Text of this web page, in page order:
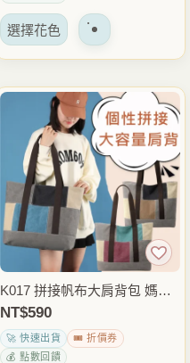
擇
選擇花色 該
有
多
種
變
體。
可
在
產
頁
上
K017 拼接帆布大肩背包 媽媽
包 大容量托特包 多物收納手
提包 外出通勤育兒包
NT$590
🚀 快速出貨
🎟️ 折價券
💰 點數回饋